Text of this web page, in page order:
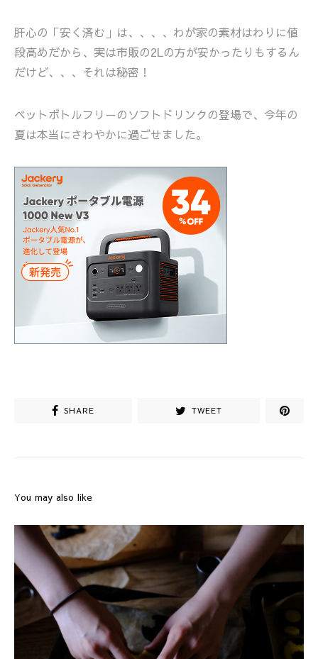
肝心の「安く済む」は、、、、わが家の素材はわりに値
段高めだから、実は市販の2Lの方が安かったりもするん
だけど、、、それは秘密！
ペットボトルフリーのソフトドリンクの登場で、今年の
夏は本当にさわやかに過ごせました。
SHARE TWEET
You may also like